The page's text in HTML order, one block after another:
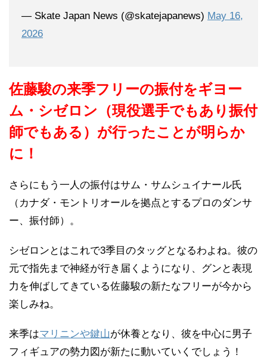
— Skate Japan News (@skatejapanews) May 16,
2026
佐藤駿の来季フリーの振付をギヨー
ム・シゼロン（現役選手でもあり振付
師でもある）が行ったことが明らか
に！
さらにもう一人の振付はサム・サムシュイナール氏
（カナダ・モントリオールを拠点とするプロのダンサ
ー、振付師）。
シゼロンとはこれで3季目のタッグとなるわよね。彼の
元で指先まで神経が行き届くようになり、グンと表現
力を伸ばしてきている佐藤駿の新たなフリーが今から
楽しみね。
来季はマリニンや鍵山が休養となり、彼を中心に男子
フィギュアの勢力図が新たに動いていくでしょう！